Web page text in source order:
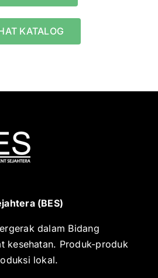
KATALOG
(BES)
dalam Bidang
kesehatan. Produk-produk
lokal.